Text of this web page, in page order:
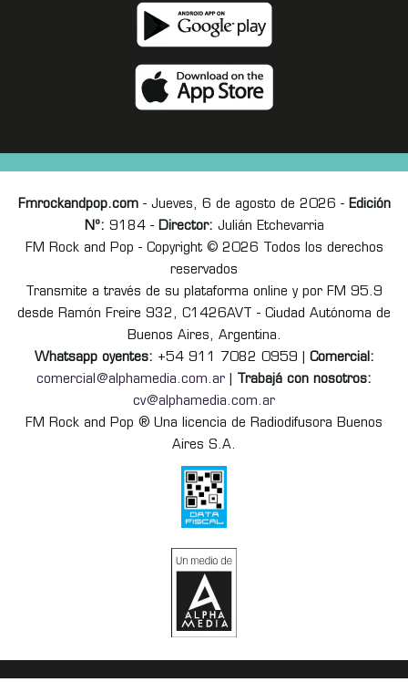
Fmrockandpop.com- Jueves, 6 de agosto de 2026 - Edición
Nº: 9184 - Director: Julián Etchevarria
FM Rock and Pop - Copyright © 2026 Todos los derechos
reservados
Transmite a través de su plataforma online y por FM 95.9
desde Ramón Freire 932, C1426AVT - Ciudad Autónoma de
Buenos Aires, Argentina.
Whatsapp oyentes: +54 911 7082 0959 | Comercial:
comercial@alphamedia.com.ar
Trabajá con nosotros:
cv@alphamedia.com.ar
FM Rock and Pop ® Una licencia de Radiodifusora Buenos
Aires S.A.